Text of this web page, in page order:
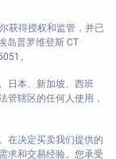
获得授权和监管，并已
岛普罗维登斯 CT
。
日本、新加坡、西班
管辖区的任何人使用，
在决定买卖我们提供的
求和交易经验。您承受